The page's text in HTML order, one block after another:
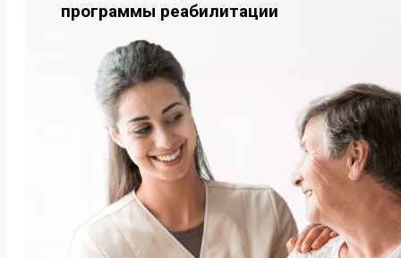
программы реабилитации